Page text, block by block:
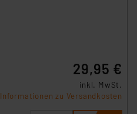
29,95 €
inkl. MwSt.
Informationen zu Versandkosten